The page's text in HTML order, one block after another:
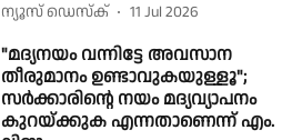
ന്യൂസ് ഡെസ്ക് 11 Jul 2026
"മദ്യനയം വന്നിട്ടേ അവസാന
തീരുമാനം ഉണ്ടാവുകയുള്ളൂ";
സർക്കാരിൻ്റെ നയം മദ്യവ്യാപനം
കുറയ്ക്കുക എന്നതാണെന്ന് എം.